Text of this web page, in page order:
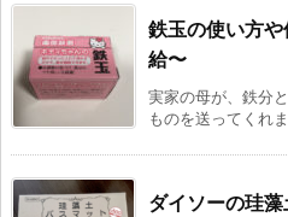
鉄玉の使い方
給〜
実家の母が、鉄分
ものを送ってくれ
ダイソーの珪